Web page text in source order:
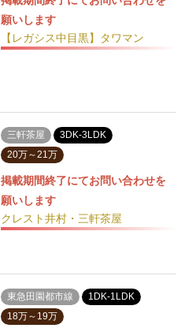
願いします
【レガシス中目黒】タワマン
三軒茶屋
3DK-3LDK
20万～21万
掲載期間終了にてお問い合わせを
願いします
クレスト井村・三軒茶屋
東急田園都市線
1DK-1LDK
18万～19万